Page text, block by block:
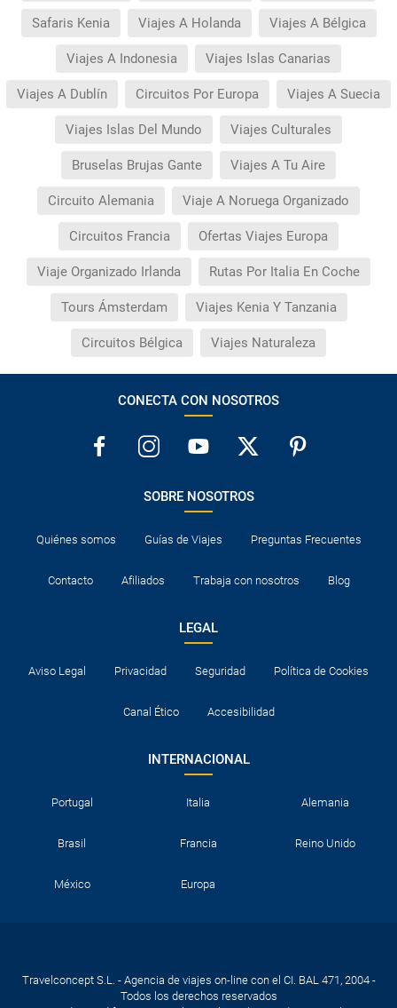
Safaris Kenia Viajes A Holanda Viajes A Bélgica
Viajes A Indonesia Viajes Islas Canarias
Viajes A Dublín Circuitos Por Europa Viajes A Suecia
Viajes Islas Del Mundo Viajes Culturales
Bruselas Brujas Gante Viajes A Tu Aire
Circuito Alemania Viaje A Noruega Organizado
Circuitos Francia Ofertas Viajes Europa
Viaje Organizado Irlanda Rutas Por Italia En Coche
Tours Ámsterdam Viajes Kenia Y Tanzania
Circuitos Bélgica Viajes Naturaleza
CONECTA CON NOSOTROS
SOBRE NOSOTROS
Quiénes somos Guías de Viajes Preguntas Frecuentes
Contacto Afiliados Trabaja con nosotros Blog
LEGAL
Aviso Legal Privacidad Seguridad Política de Cookies
Canal Ético Accesibilidad
INTERNACIONAL
Portugal Italia Alemania
Brasil Francia Reino Unido
México Europa
Travelconcept S.L. - Agencia de viajes on-line con el CI. BAL 471, 2004 -
Todos los derechos reservados